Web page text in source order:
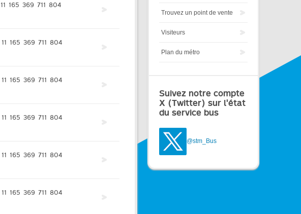
11 165 369 711 804
11 165 369 711 804
11 165 369 711 804
11 165 369 711 804
11 165 369 711 804
11 165 369 711 804
Trouvez un point de vente
Visiteurs
Plan du métro
Suivez notre compte
X (Twitter) sur l'état
du service bus
@stm_Bus